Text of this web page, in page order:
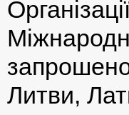
Литви,